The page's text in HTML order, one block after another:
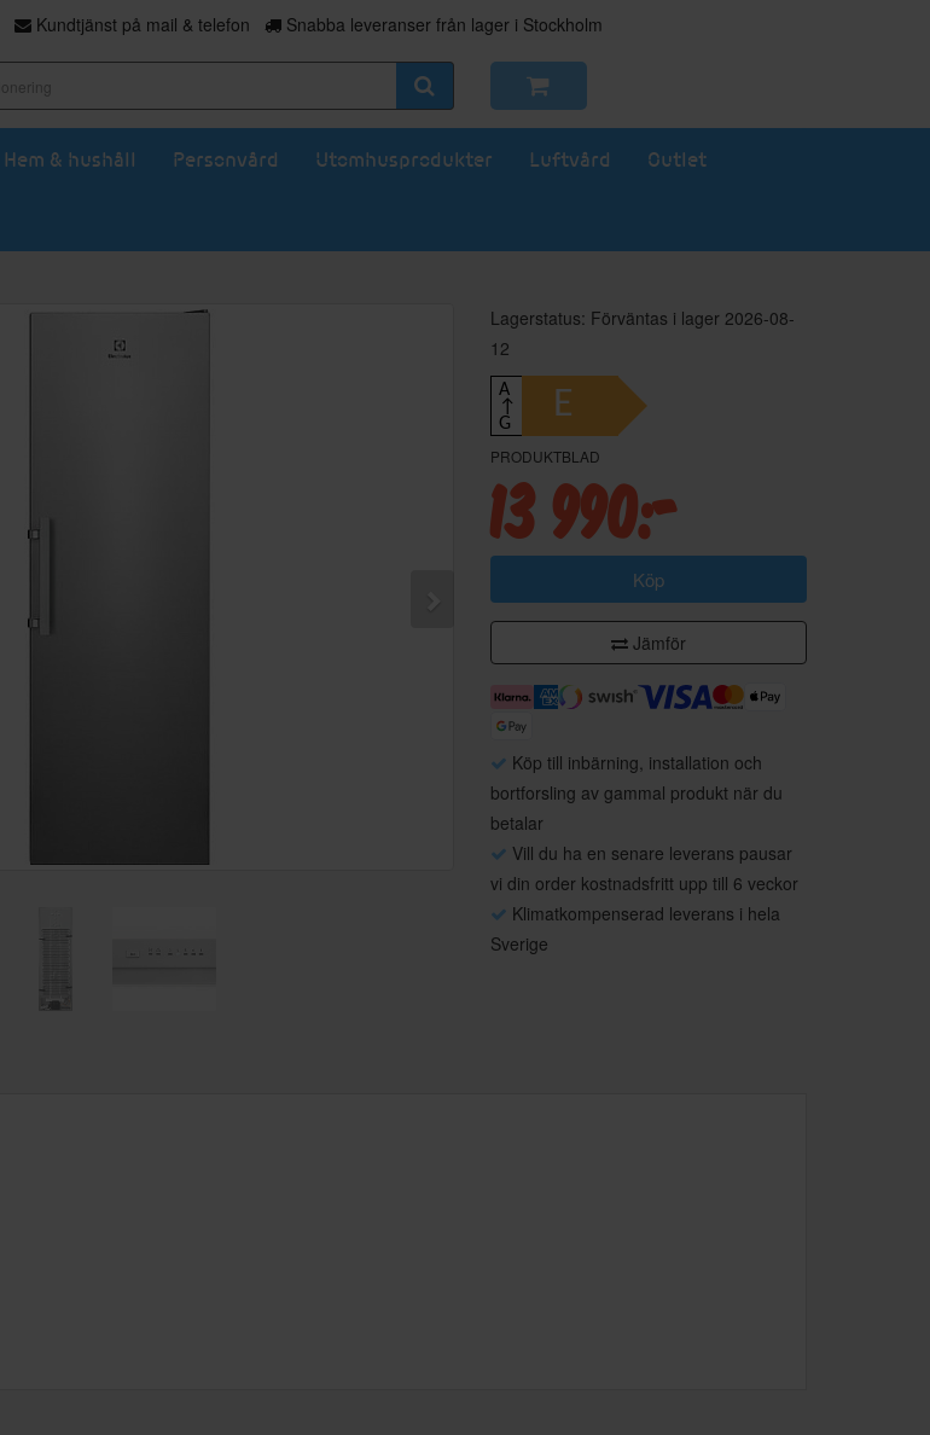
Kundtjänst på mail & telefon Snabba leveranser från lager i Stockholm
Hem & hushåll Personvård Utomhusprodukter Luftvård Outlet
Lagerstatus: Förväntas i lager 2026-08-
12
A
↑
G
E
PRODUKTBLAD
13 990:-
Köp
Jämför
Köp till inbärning, installation och
bortforsling av gammal produkt när du
betalar
Vill du ha en senare leverans pausar
vi din order kostnadsfritt upp till 6 veckor
Klimatkompenserad leverans i hela
Sverige